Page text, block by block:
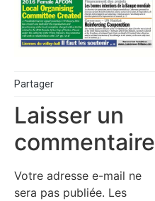
Partager
Laisser un
commentaire
Votre adresse e-mail ne
sera pas publiée. Les